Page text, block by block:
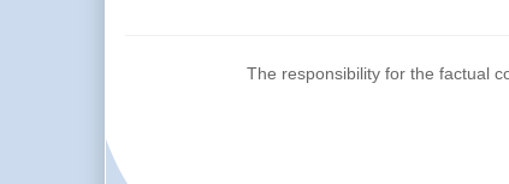
The responsibility for the factual